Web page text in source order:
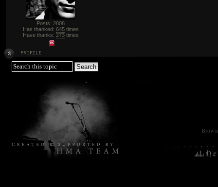
Posts: 2808
Has thanked: 645times
Have thanks: 273times